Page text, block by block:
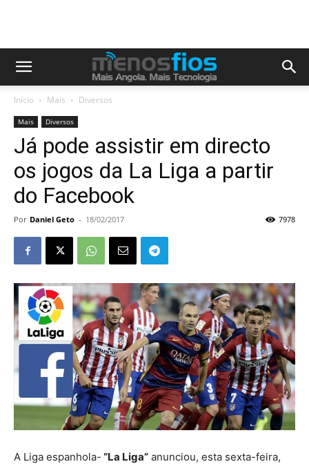
Início Mais Diversos
Mais Diversos
Já pode assistir em directo
os jogos da La Liga a partir
do Facebook
Por Daniel Geto - 18/02/2017 7978
A Liga espanhola- “La Liga” anunciou, esta sexta-feira,